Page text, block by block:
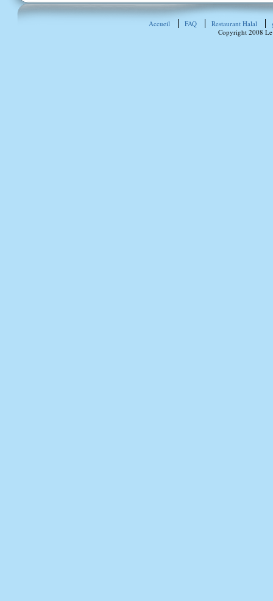
Accueil FAQ Restaurant Halal
Copyright 2008